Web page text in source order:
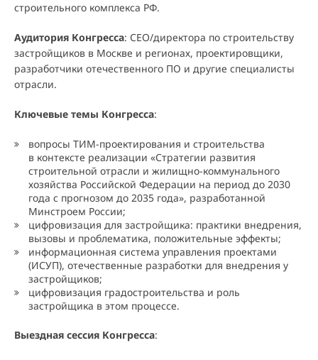
строительного комплекса РФ.
Аудитория Конгресса: CEO/директора по строительству
застройщиков в Москве и регионах, проектировщики,
разработчики отечественного ПО и другие специалисты
отрасли.
Ключевые темы Конгресса:
вопросы ТИМ-проектирования и строительства
в контексте реализации «Стратегии развития
строительной отрасли и жилищно-коммунального
хозяйства Российской Федерации на период до 2030
года с прогнозом до 2035 года», разработанной
Минстроем России;
цифровизация для застройщика: практики внедрения,
вызовы и проблематика, положительные эффекты;
информационная система управления проектами
(ИСУП), отечественные разработки для внедрения у
застройщиков;
цифровизация градостроительства и роль
застройщика в этом процессе.
Выездная сессия Конгресса: